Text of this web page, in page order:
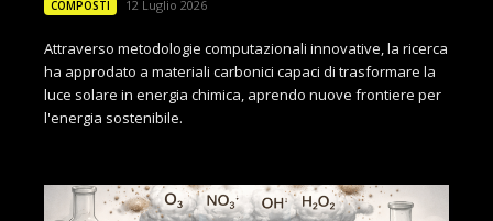
COMPOSTI 12 Luglio 2026
Attraverso metodologie computazionali innovative, la ricerca
ha approdato a materiali carbonici capaci di trasformare la
luce solare in energia chimica, aprendo nuove frontiere per
l'energia sostenibile.